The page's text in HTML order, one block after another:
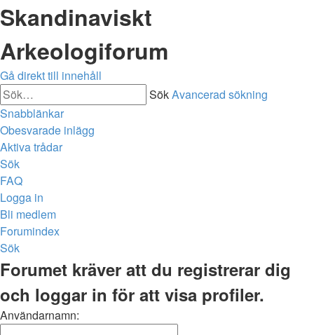
Skandinaviskt
Arkeologiforum
Gå direkt till innehåll
SökAvancerad sökning
Snabblänkar
Obesvarade inlägg
Aktiva trådar
Sök
FAQ
Logga in
Bli medlem
Forumindex
Sök
Forumet kräver att du registrerar dig
och loggar in för att visa profiler.
Användarnamn: